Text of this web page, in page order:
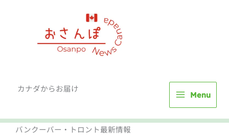
カナダからお届け
Menu
バンクーバー・トロント最新情報